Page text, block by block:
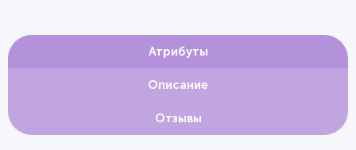
Атрибуты
Описание
Отзывы